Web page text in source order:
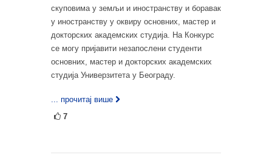
скуповима у земљи и иностранству и боравак
у иностранству у оквиру основних, мастер и
докторских академских студија. На Конкурс
се могу пријавити незапослени студенти
основних, мастер и докторских академских
студија Универзитета у Београду.
... прочитај више
7